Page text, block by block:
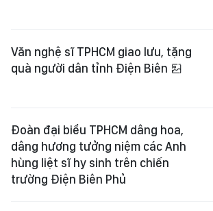
Văn nghệ sĩ TPHCM giao lưu, tặng
quà người dân tỉnh Điện Biên
Đoàn đại biểu TPHCM dâng hoa,
dâng hương tưởng niệm các Anh
hùng liệt sĩ hy sinh trên chiến
trường Điện Biên Phủ